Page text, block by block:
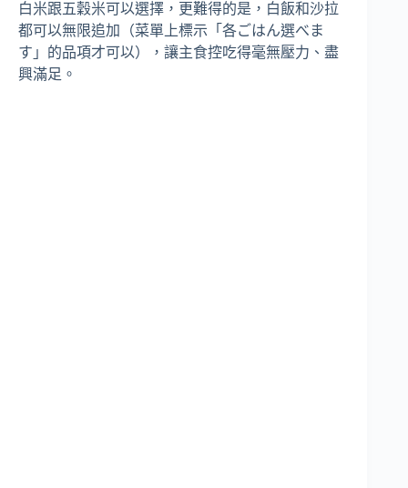
白米跟五穀米可以選擇，更難得的是，白飯和沙拉
都可以無限追加（菜單上標示「各ごはん選べま
す」的品項才可以），讓主食控吃得毫無壓力、盡
興滿足。